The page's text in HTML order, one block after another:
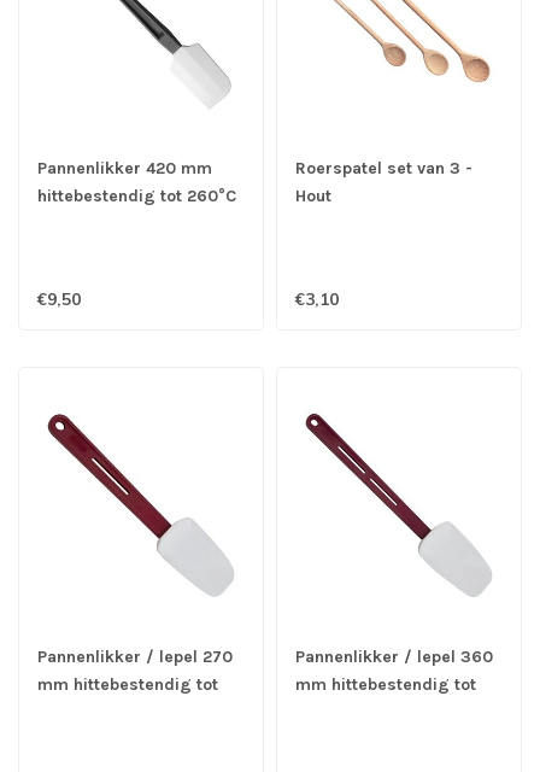
Pannenlikker 420 mm
hittebestendig tot 260°C
€9,50
Roerspatel set van 3 -
Hout
€3,10
Pannenlikker / lepel 270
mm hittebestendig tot
Pannenlikker / lepel 360
mm hittebestendig tot